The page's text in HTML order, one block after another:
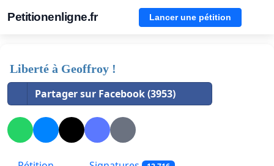
Petitionenligne.fr Lancer une pétition
Liberté à Geoffroy !
Partager sur Facebook (3953)